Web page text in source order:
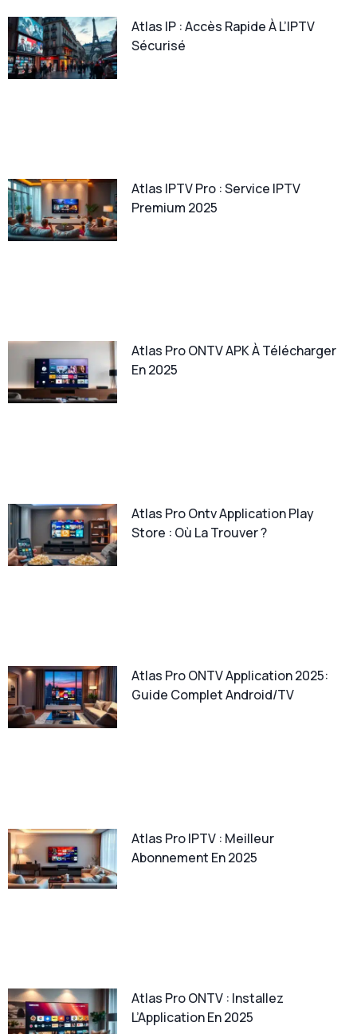
Atlas IP : Accès Rapide À L’IPTV
Sécurisé
Atlas IPTV Pro : Service IPTV
Premium 2025
Atlas Pro ONTV APK À Télécharger
En 2025
Atlas Pro Ontv Application Play
Store : Où La Trouver ?
Atlas Pro ONTV Application 2025:
Guide Complet Android/TV
Atlas Pro IPTV : Meilleur
Abonnement En 2025
Atlas Pro ONTV : Installez
L’Application En 2025